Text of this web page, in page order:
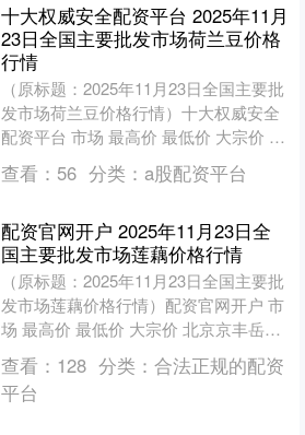
十大权威安全配资平台 2025年11月
23日全国主要批发市场荷兰豆价格
行情
（原标题：2025年11月23日全国主要批
发市场荷兰豆价格行情）十大权威安全
配资平台 市场 最高价 最低价 大宗价 北
京新发地农副产品批发市场信息中心
22.0....
查看： 56 分类： a股配资平台
配资官网开户 2025年11月23日全
国主要批发市场莲藕价格行情
（原标题：2025年11月23日全国主要批
发市场莲藕价格行情）配资官网开户 市
场 最高价 最低价 大宗价 北京京丰岳各
庄农副产品批发市场 8.00 7.00 7....
查看： 128 分类： 合法正规的配资
平台